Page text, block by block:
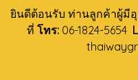
ยินดีต้อนรับ ท่านลูกค้าผู้มี
ที่ โทร: 06-1824-5654